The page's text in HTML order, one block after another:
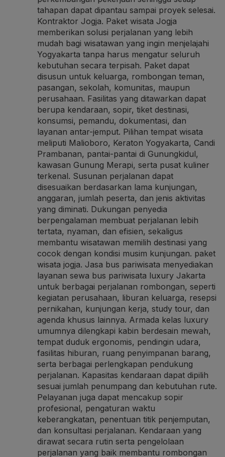
tahapan dapat dipantau sampai proyek selesai.
Kontraktor Jogja. Paket wisata Jogja
memberikan solusi perjalanan yang lebih
mudah bagi wisatawan yang ingin menjelajahi
Yogyakarta tanpa harus mengatur seluruh
kebutuhan secara terpisah. Paket dapat
disusun untuk keluarga, rombongan teman,
pasangan, sekolah, komunitas, maupun
perusahaan. Fasilitas yang ditawarkan dapat
berupa kendaraan, sopir, tiket destinasi,
konsumsi, pemandu, dokumentasi, dan
layanan antar-jemput. Pilihan tempat wisata
meliputi Malioboro, Keraton Yogyakarta, Candi
Prambanan, pantai-pantai di Gunungkidul,
kawasan Gunung Merapi, serta pusat kuliner
terkenal. Susunan perjalanan dapat
disesuaikan berdasarkan lama kunjungan,
anggaran, jumlah peserta, dan jenis aktivitas
yang diminati. Dukungan penyedia
berpengalaman membuat perjalanan lebih
tertata, nyaman, dan efisien, sekaligus
membantu wisatawan memilih destinasi yang
cocok dengan kondisi musim kunjungan. paket
wisata jogja. Jasa bus pariwisata menyediakan
layanan sewa bus pariwisata luxury Jakarta
untuk berbagai perjalanan rombongan, seperti
kegiatan perusahaan, liburan keluarga, resepsi
pernikahan, kunjungan kerja, study tour, dan
agenda khusus lainnya. Armada kelas luxury
umumnya dilengkapi kabin berdesain mewah,
tempat duduk ergonomis, pendingin udara,
fasilitas hiburan, ruang penyimpanan barang,
serta berbagai perlengkapan pendukung
perjalanan. Kapasitas kendaraan dapat dipilih
sesuai jumlah penumpang dan kebutuhan rute.
Pelayanan juga dapat mencakup sopir
profesional, pengaturan waktu
keberangkatan, penentuan titik penjemputan,
dan konsultasi perjalanan. Kendaraan yang
dirawat secara rutin serta pengelolaan
perjalanan yang baik membantu rombongan